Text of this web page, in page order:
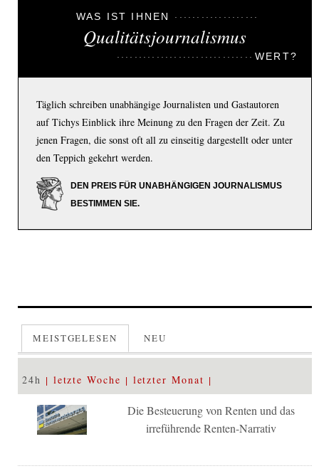
WAS IST IHNEN
Qualitätsjournalismus
WERT?
Täglich schreiben unabhängige Journalisten und Gastautoren
auf Tichys Einblick ihre Meinung zu den Fragen der Zeit. Zu
jenen Fragen, die sonst oft all zu einseitig dargestellt oder unter
den Teppich gekehrt werden.
DEN PREIS FÜR UNABHÄNGIGEN JOURNALISMUS
BESTIMMEN SIE.
MEISTGELESEN NEU
24h letzte Woche letzter Monat
Die Besteuerung von Renten und das
irreführende Renten-Narrativ